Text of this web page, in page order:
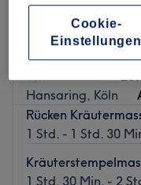
Thepsiri
Hansaring, Köln
Rücken
1 Std. - 1 Std. 30
1 Std. 30 Min. - 2
Cookie-
Einstellungen